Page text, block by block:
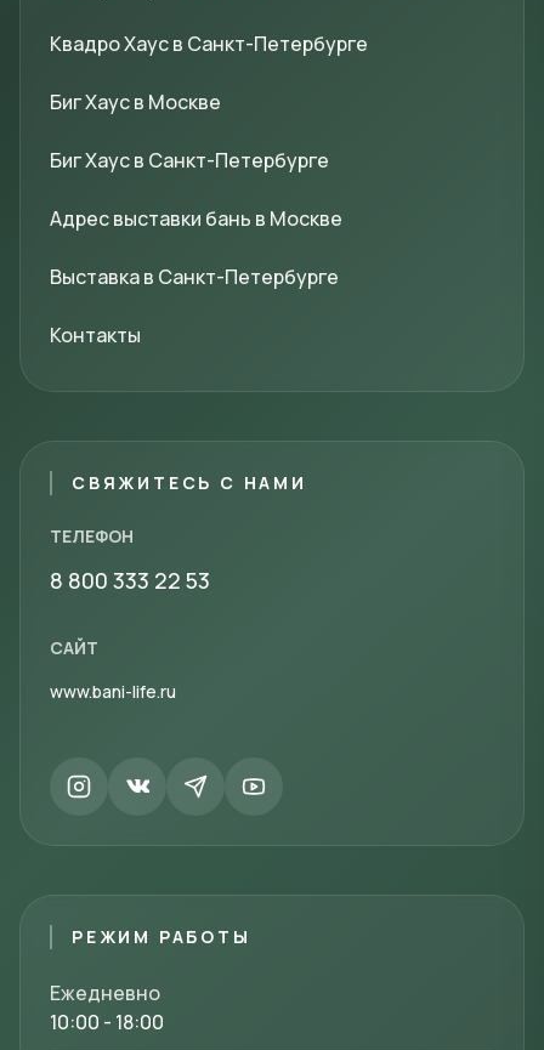
Квадро Хаус в Санкт-Петербурге
Биг Хаус в Москве
Биг Хаус в Санкт-Петербурге
Адрес выставки бань в Москве
Выставка в Санкт-Петербурге
Контакты
СВЯЖИТЕСЬ С НАМИ
ТЕЛЕФОН
8 800 333 22 53
САЙТ
www.bani-life.ru
РЕЖИМ РАБОТЫ
Ежедневно
10:00 - 18:00